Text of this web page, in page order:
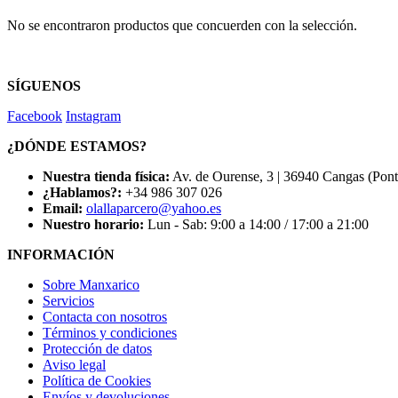
No se encontraron productos que concuerden con la selección.
SÍGUENOS
Facebook Instagram
¿DÓNDE ESTAMOS?
Nuestra tienda física: Av. de Ourense, 3 | 36940 Cangas
¿Hablamos?: +34 986 307 026
Email: olallaparcero@yahoo.es
Nuestro horario: Lun - Sab: 9:00 a 14:00 / 17:00 a 21:00
INFORMACIÓN
Sobre Manxarico
Servicios
Contacta con nosotros
Términos y condiciones
Protección de datos
Aviso legal
Política de Cookies